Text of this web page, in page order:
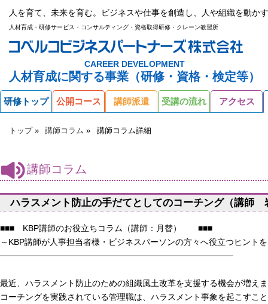
人を育て、未来を育む。ビジネスや仕事を創造し、人や組織を動か
人材育成・研修サービス・コンサルティング・資格取得研修・クレーン教習所
CAREER DEVELOPMENT
人材育成に関する事業（研修・資格・検定等）
研修トップ 公開コース 講師派遣 受講の流れ アクセス
トップ 講師コラム 講師コラム詳細
講師コラム
ハラスメント防止の手だてとしてのコーチング（講師
■■■ KBP講師のお役立ちコラム（講師：月替） ■■■
～KBP講師が人事担当者様・ビジネスパーソンの方々へ役立つヒント
───────────────────────────────────────
最近、ハラスメント防止のための組織風土改革を支援する機会が増え
コーチングを実践されている管理職は、ハラスメント事象を起こすこ